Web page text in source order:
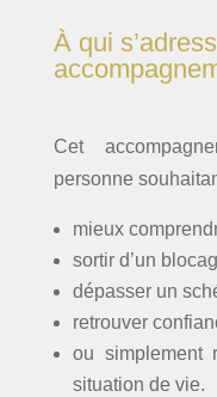
À qui
Cet
personne
mieux
sortir d’un
dépasser un
retrouver
ou simplement
situation de vie.